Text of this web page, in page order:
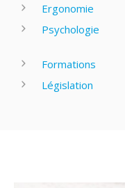
Ergonomie
Psychologie
Formations
Législation